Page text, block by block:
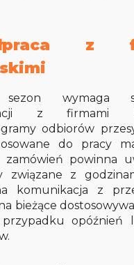
z
wymaga
z firmami
odbiorów
do pracy
zamówień powinna
związane z
komunikacja z
bieżące
opóźnień